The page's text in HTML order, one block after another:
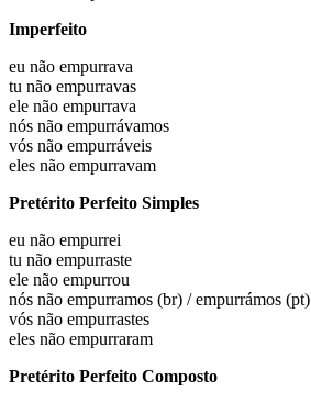
Imperfeito
eu não empurrava
tu não empurravas
ele não empurrava
nós não empurrávamos
vós não empurráveis
eles não empurravam
Pretérito Perfeito Simples
eu não empurrei
tu não empurraste
ele não empurrou
nós não empurramos (br) / empurrámos (pt)
vós não empurrastes
eles não empurraram
Pretérito Perfeito Composto